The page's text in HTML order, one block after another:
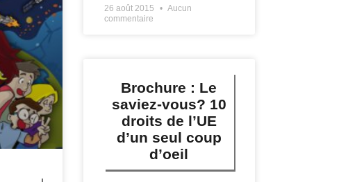
26 août 2015
Aucun
commentaire
Brochure : Le
saviez-vous? 10
droits de l’UE
d’un seul coup
d’oeil